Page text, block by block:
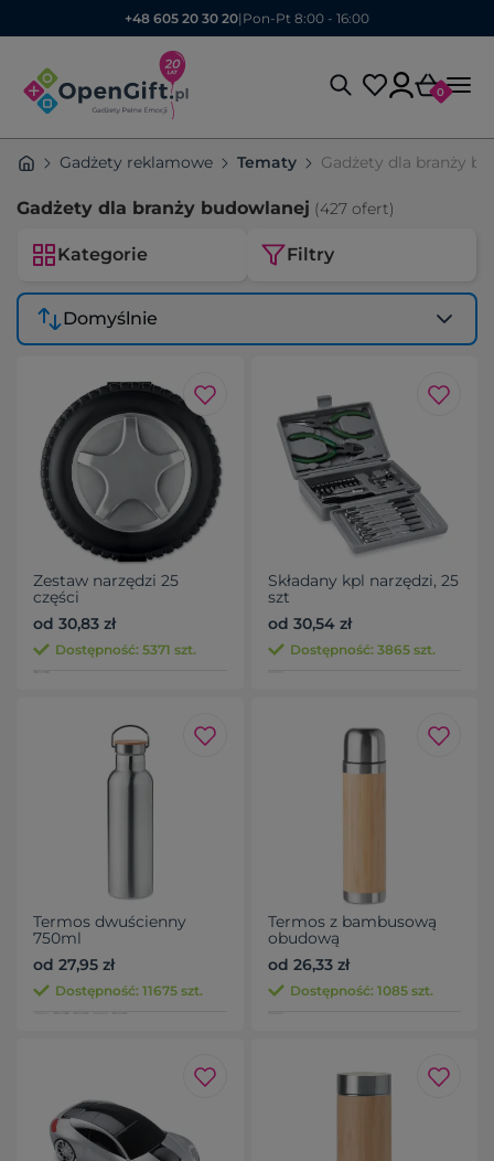
+48 605 20 30 20| Pon-Pt 8:00 - 16:00
0
Gadżety reklamowe Tematy Gadżety dla branży
Gadżety dla branży budowlanej (427 ofert)
Kategorie Filtry
Domyślnie
Zestaw narzędzi 25
części
od 30,83 zł
Dostępność: 5371 szt.
Składany kpl narzędzi, 25
szt
od 30,54 zł
Dostępność: 3865 szt.
Termos dwuścienny
750ml
od 27,95 zł
Dostępność: 11675 szt.
Termos z bambusową
obudową
od 26,33 zł
Dostępność: 1085 szt.